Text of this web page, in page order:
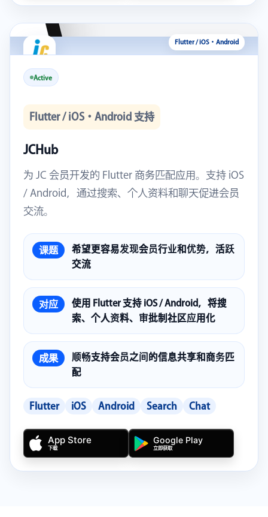
Active
Flutter / iOS・Android 支持
JCHub
为 JC 会员开发的 Flutter 商务匹配应用。支持 iOS
/ Android，通过搜索、个人资料和聊天促进会员
交流。
课题
希望更容易发现会员行业和优势，活跃
交流
对应
使用 Flutter 支持 iOS / Android，将搜
索、个人资料、审批制社区应用化
成果
顺畅支持会员之间的信息共享和商务匹
配
Flutter iOS Android Search Chat
App Store
下载
Google Play
立即获取